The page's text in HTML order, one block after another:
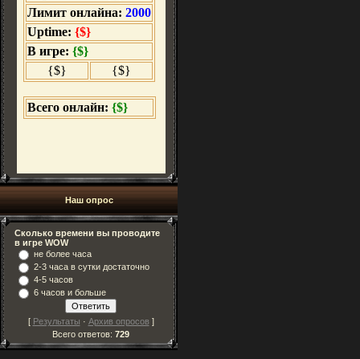
Наш опрос
Сколько времени вы проводите
в игре WOW
не более часа
2-3 часа в сутки достаточно
4-5 часов
6 часов и больше
[ Результаты · Архив опросов ]
Всего ответов: 729